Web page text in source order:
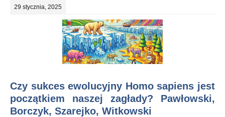
29 stycznia, 2025
Czy sukces ewolucyjny Homo sapiens jest
początkiem naszej zagłady? Pawłowski,
Borczyk, Szarejko, Witkowski